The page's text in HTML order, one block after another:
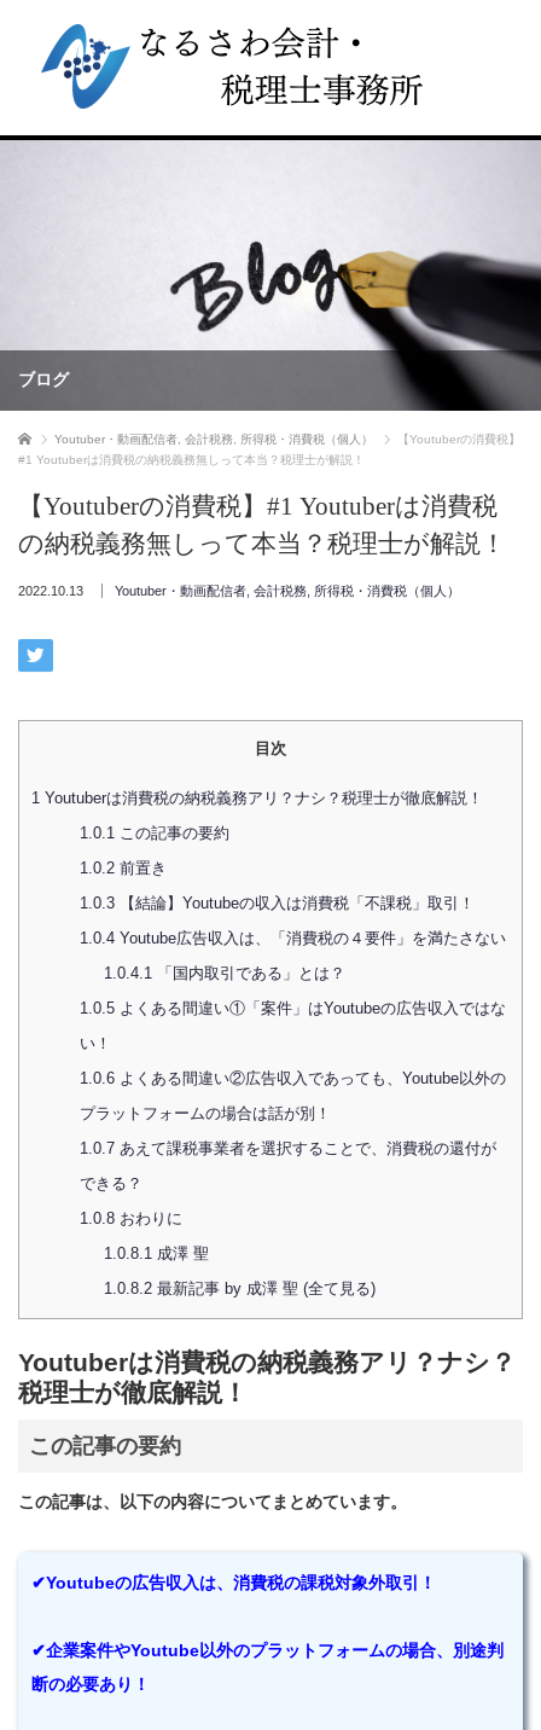
ブログ
ホーム Youtuber・動画配信者 会計税務 所得税・消費税（個人）
【Youtuberの消費税】
#1 Youtuberは消費税の納税義務無しって本当？税理士が解説！
【Youtuberの消費税】#1 Youtuberは消費税
の納税義務無しって本当？税理士が解説！
2022.10.13 Youtuber・動画配信者 会計税務 所得税・消費税（個人）
目次
1 Youtuberは消費税の納税義務アリ？ナシ？税理士が徹底解説！
1.0.1この記事の要約
1.0.2前置き
1.0.3【結論】Youtubeの収入は消費税「不課税」取引！
1.0.4Youtube広告収入は、「消費税の４要件」を満たさない
1.0.4.1「国内取引である」とは？
1.0.5よくある間違い①「案件」はYoutubeの広告収入ではな
い！
1.0.6よくある間違い②広告収入であっても、Youtube以外の
プラットフォームの場合は話が別！
1.0.7あえて課税事業者を選択することで、消費税の還付が
できる？
1.0.8おわりに
1.0.8.1成澤 聖
1.0.8.2最新記事 by 成澤 聖 (全て見る)
Youtuberは消費税の納税義務アリ？ナシ？
税理士が徹底解説！
この記事の要約
この記事は、以下の内容についてまとめています。
✔Youtubeの広告収入は、消費税の課税対象外取引！
✔企業案件やYoutube以外のプラットフォームの場合、別途判
断の必要あり！